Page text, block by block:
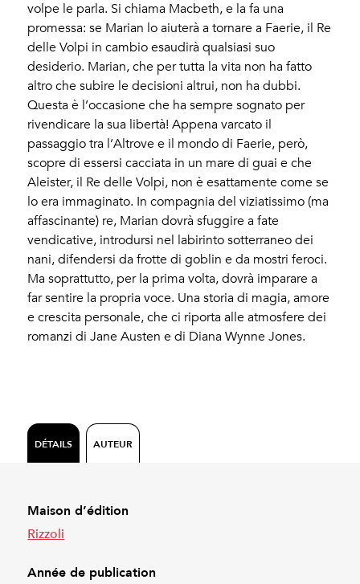
volpe le parla. Si chiama Macbeth, e la fa una
promessa: se Marian lo aiuterà a tornare a Faerie, il Re
delle Volpi in cambio esaudirà qualsiasi suo
desiderio. Marian, che per tutta la vita non ha fatto
altro che subire le decisioni altrui, non ha dubbi.
Questa è l’occasione che ha sempre sognato per
rivendicare la sua libertà! Appena varcato il
passaggio tra l’Altrove e il mondo di Faerie, però,
scopre di essersi cacciata in un mare di guai e che
Aleister, il Re delle Volpi, non è esattamente come se
lo era immaginato. In compagnia del viziatissimo (ma
affascinante) re, Marian dovrà sfuggire a fate
vendicative, introdursi nel labirinto sotterraneo dei
nani, difendersi da frotte di goblin e da mostri feroci.
Ma soprattutto, per la prima volta, dovrà imparare a
far sentire la propria voce. Una storia di magia, amore
e crescita personale, che ci riporta alle atmosfere dei
romanzi di Jane Austen e di Diana Wynne Jones.
DÉTAILS AUTEUR
Maison d’édition
Rizzoli
Année de publication